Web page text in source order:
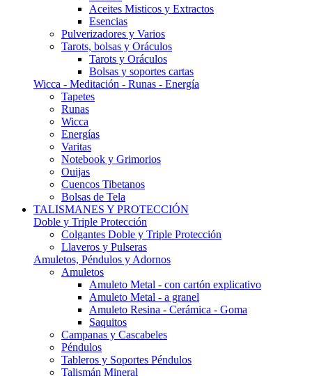
Aceites Misticos y Extractos
Esencias
Pulverizadores y Varios
Tarots, bolsas y Oráculos
Tarots y Oráculos
Bolsas y soportes cartas
Wicca - Meditación - Runas - Energía
Tapetes
Runas
Wicca
Energías
Varitas
Notebook y Grimorios
Ouijas
Cuencos Tibetanos
Bolsas de Tela
TALISMANES Y PROTECCIÓN
Doble y Triple Protección
Colgantes Doble y Triple Protección
Llaveros y Pulseras
Amuletos, Péndulos y Adornos
Amuletos
Amuleto Metal - con cartón explicativo
Amuleto Metal - a granel
Amuleto Resina - Cerámica - Goma
Saquitos
Campanas y Cascabeles
Péndulos
Tableros y Soportes Péndulos
Talismán Mineral